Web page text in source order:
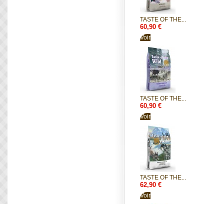
TASTE OF THE...
60,90 €
Voir
TASTE OF THE...
60,90 €
Voir
TASTE OF THE...
62,90 €
Voir